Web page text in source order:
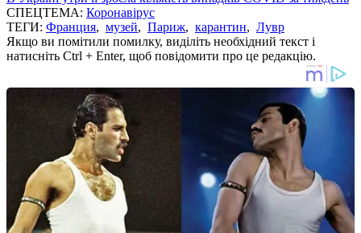
СПЕЦТЕМА: Коронавірус
ТЕГИ: Франция, музей, Париж, карантин, Лувр
Якщо ви помітили помилку, виділіть необхідний текст і
натисніть Ctrl + Enter, щоб повідомити про це редакцію.